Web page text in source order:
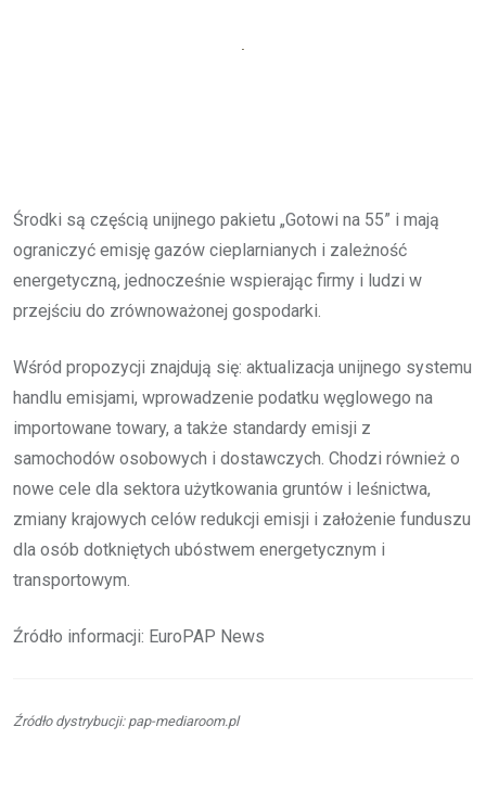
Środki są częścią unijnego pakietu „Gotowi na 55” i mają
ograniczyć emisję gazów cieplarnianych i zależność
energetyczną, jednocześnie wspierając firmy i ludzi w
przejściu do zrównoważonej gospodarki.
Wśród propozycji znajdują się: aktualizacja unijnego systemu
handlu emisjami, wprowadzenie podatku węglowego na
importowane towary, a także standardy emisji z
samochodów osobowych i dostawczych. Chodzi również o
nowe cele dla sektora użytkowania gruntów i leśnictwa,
zmiany krajowych celów redukcji emisji i założenie funduszu
dla osób dotkniętych ubóstwem energetycznym i
transportowym.
Źródło informacji: EuroPAP News
Źródło dystrybucji: pap-mediaroom.pl